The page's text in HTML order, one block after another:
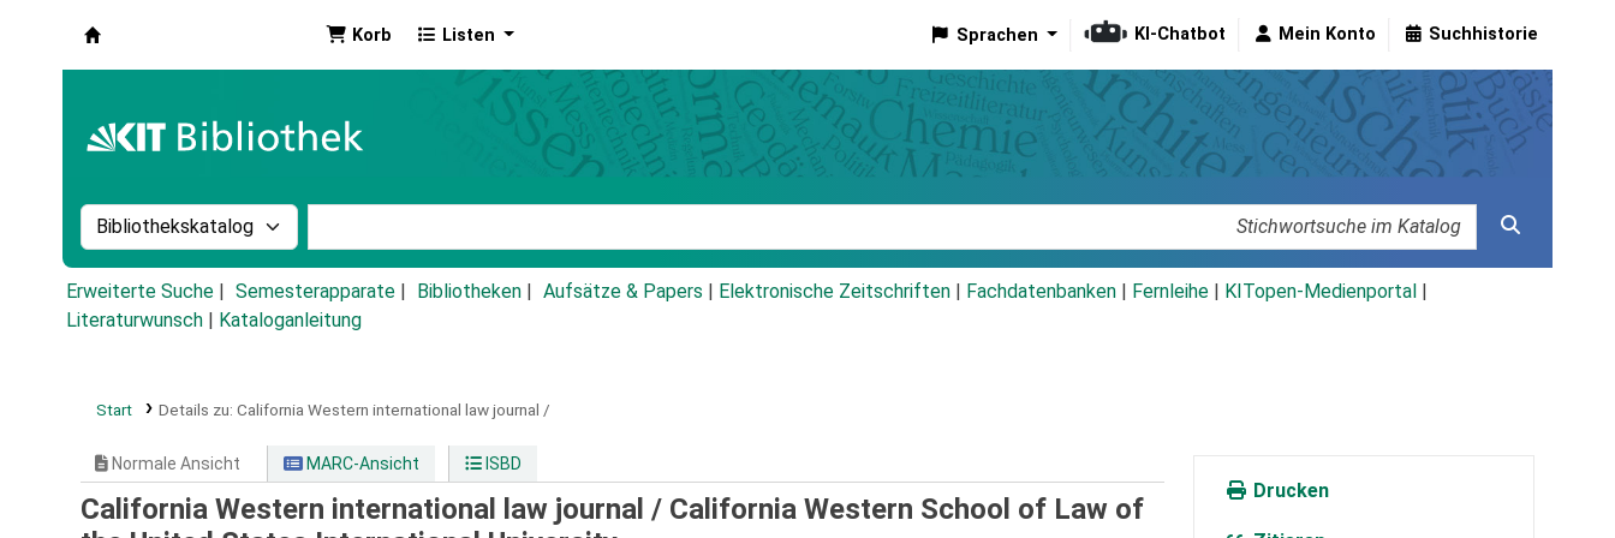
Korb Listen Sprachen KI-Chatbot Mein Konto Suchhistorie
Suche im Katalog nach:
Erweiterte Suche Semesterapparate Bibliotheken Aufsätze & Papers Elektronische Zeitschriften Fachdatenbanken Fernleihe KITopen-Medienportal
Literaturwunsch
Kataloganleitung
Start Details zu: California Western international law journal /
Normale Ansicht MARC-Ansicht ISBD
California Western international law journal / California Western School of Law of
Drucken